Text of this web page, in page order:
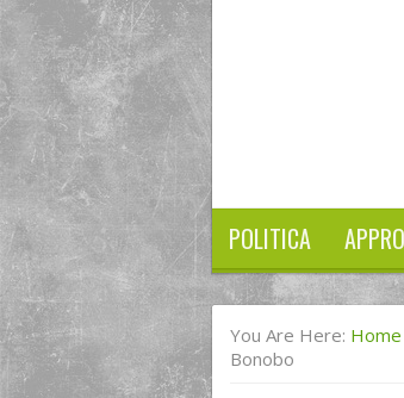
POLITICA
You Are Here: Home
Bonobo